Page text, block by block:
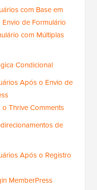
com Base em
de Formulário
com Múltiplas
Condicional
Após o Envio de
Thrive Comments
de
Após o Registro
MemberPress